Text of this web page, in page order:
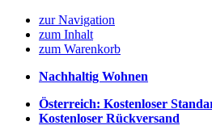
zur Navigation
zum Inhalt
zum Warenkorb
Nachhaltig Wohnen
Österreich: Kostenloser
Kostenloser Rückversand